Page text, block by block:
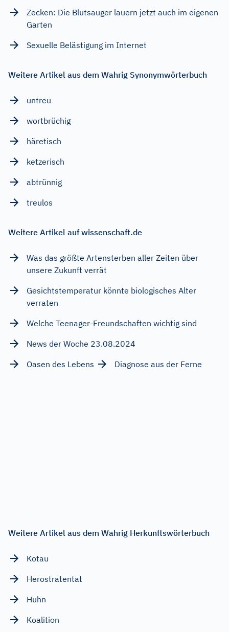
Zecken: Die Blutsauger lauern jetzt auch im eigenen
Garten
Sexuelle Belästigung im Internet
Weitere Artikel aus dem Wahrig Synonymwörterbuch
untreu
wortbrüchig
häretisch
ketzerisch
abtrünnig
treulos
Weitere Artikel auf wissenschaft.de
Was das größte Artensterben aller Zeiten über
unsere Zukunft verrät
Gesichtstemperatur könnte biologisches Alter
verraten
Welche Teenager-Freundschaften wichtig sind
News der Woche 23.08.2024
Oasen des Lebens
Diagnose aus der Ferne
Weitere Artikel aus dem Wahrig Herkunftswörterbuch
Kotau
Herostratentat
Huhn
Koalition